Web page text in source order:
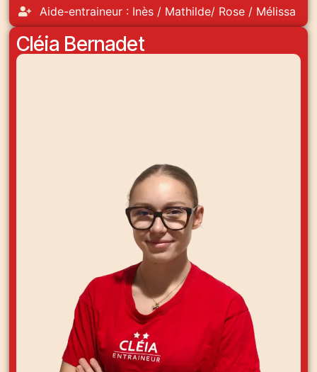
Aide-entraineur : Inès / Mathilde/ Rose / Mélissa
Cléia Bernadet